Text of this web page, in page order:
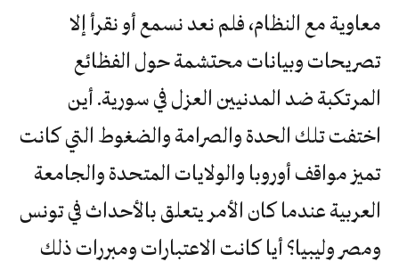
معاوية مع النظام، فلم نعد نسمع أو نقرأ إلا
تصريحات وبيانات محتشمة حول الفظائع
المرتكبة ضد المدنيين العزل في سورية. أين
اختفت تلك الحدة والصرامة والضغوط التي كانت
تميز مواقف أوروبا والولايات المتحدة والجامعة
العربية عندما كان الأمر يتعلق بالأحداث في تونس
ومصر وليبيا؟ أيا كانت الاعتبارات ومبررات ذلك